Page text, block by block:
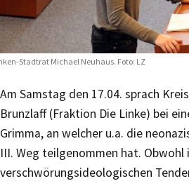
Stadtrat Michael Neuhaus. Foto: LZ
Am Samstag den 17.04. sprach
Brunzlaff (Fraktion Die Linke) bei
Grimma, an welcher u.a. die
III. Weg teilgenommen hat. Obwohl
verschwörungsideologischen